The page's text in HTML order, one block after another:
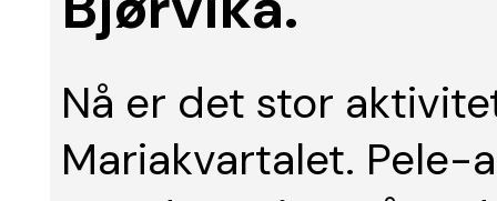
Nå er det stor
Mariakvartalet.